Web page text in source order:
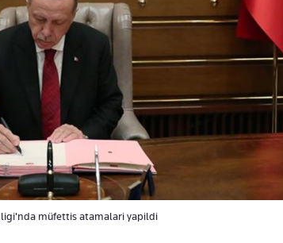
müfettis atamalari yapildi